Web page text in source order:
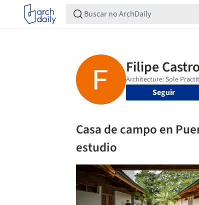
Seguir
Casa de campo en
estudio